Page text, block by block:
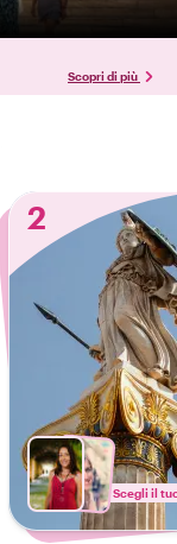
Scopri di più
2
Scegli il